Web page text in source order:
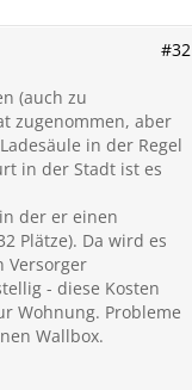
#32
(auch zu
zugenommen, aber
in der Regel
in der Stadt ist es
der er einen
Plätze). Da wird es
Versorger
- diese Kosten
Wohnung. Probleme
Wallbox.